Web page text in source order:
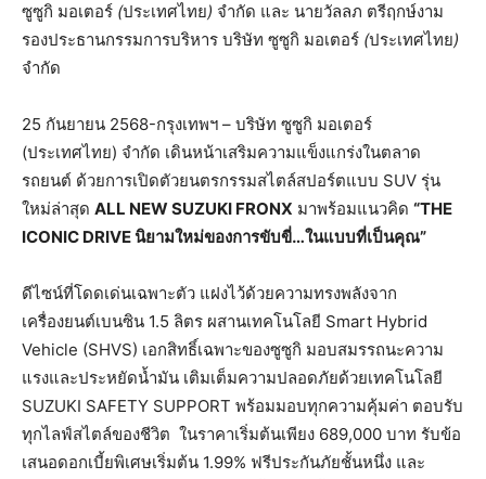
ซูซูกิ มอเตอร์ (ประเทศไทย) จำกัด และ นายวัลลภ ตรีฤกษ์งาม
รองประธานกรรมการบริหาร บริษัท ซูซูกิ มอเตอร์ (ประเทศไทย)
จำกัด
25 กันยายน 2568-กรุงเทพฯ – บริษัท ซูซูกิ มอเตอร์
(ประเทศไทย) จำกัด เดินหน้าเสริมความแข็งแกร่งในตลาด
รถยนต์ ด้วยการเปิดตัวยนตรกรรมสไตล์สปอร์ตแบบ SUV รุ่น
ใหม่ล่าสุด ALL NEW SUZUKI FRONX มาพร้อมแนวคิด “THE
ICONIC DRIVE นิยามใหม่ของการขับขี่…ในแบบที่เป็นคุณ”
ดีไซน์ที่โดดเด่นเฉพาะตัว แฝงไว้ด้วยความทรงพลังจาก
เครื่องยนต์เบนซิน 1.5 ลิตร ผสานเทคโนโลยี Smart Hybrid
Vehicle (SHVS) เอกสิทธิ์เฉพาะของซูซูกิ มอบสมรรถนะความ
แรงและประหยัดน้ำมัน เติมเต็มความปลอดภัยด้วยเทคโนโลยี
SUZUKI SAFETY SUPPORT พร้อมมอบทุกความคุ้มค่า ตอบรับ
ทุกไลฟ์สไตล์ของชีวิต ในราคาเริ่มต้นเพียง 689,000 บาท รับข้อ
เสนอดอกเบี้ยพิเศษเริ่มต้น 1.99% ฟรีประกันภัยชั้นหนึ่ง และ